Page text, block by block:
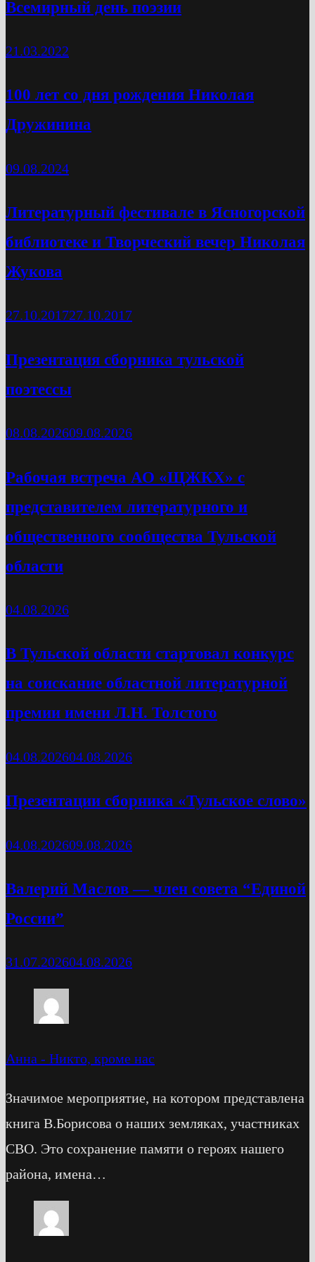
Всемирный день поэзии
21.03.2022
100 лет со дня рождения Николая
Дружинина
09.08.2024
Литературный фестивале в Ясногорской
библиотеке и Творческий вечер Николая
Жукова
27.10.201727.10.2017
Презентация сборника тульской
поэтессы
08.08.202609.08.2026
Рабочая встреча АО «ЩЖКХ» с
представителем литературного и
общественного сообщества Тульской
области
04.08.2026
В Тульской области стартовал конкурс
на соискание областной литературной
премии имени Л.Н. Толстого
04.08.202604.08.2026
Презентации сборника «Тульское слово»
04.08.202609.08.2026
Валерий Маслов — член совета “Единой
России”
31.07.202604.08.2026
Анна - Никто, кроме нас
Значимое мероприятие, на котором представлена
книга В.Борисова о наших земляках, участниках
СВО. Это сохранение памяти о героях нашего
района, имена…